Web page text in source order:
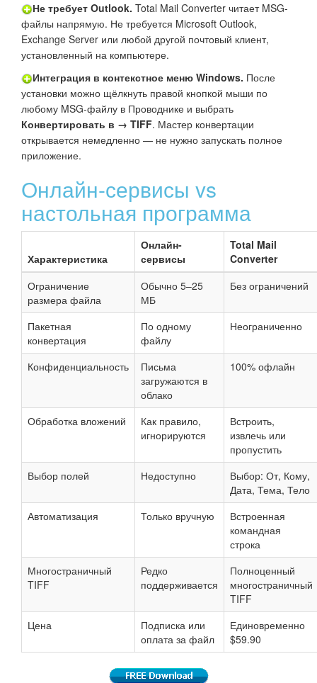
Не требует Outlook. Total Mail Converter читает MSG-
файлы напрямую. Не требуется Microsoft Outlook,
Exchange Server или любой другой почтовый клиент,
установленный на компьютере.
Интеграция в контекстное меню Windows. После
установки можно щёлкнуть правой кнопкой мыши по
любому MSG-файлу в Проводнике и выбрать
Конвертировать в → TIFF. Мастер конвертации
открывается немедленно — не нужно запускать полное
приложение.
Онлайн-сервисы vs
настольная программа
Характеристика
Онлайн-
сервисы
Total Mail
Converter
Ограничение
размера файла
Обычно 5–25
МБ
Без ограничений
Пакетная
конвертация
По одному
файлу
Неограниченно
Конфиденциальность
Письма
загружаются в
облако
100% офлайн
Обработка вложений
Как правило,
игнорируются
Встроить,
извлечь или
пропустить
Выбор полей
Недоступно
Выбор: От, Кому,
Дата, Тема, Тело
Автоматизация
Только вручную
Встроенная
командная
строка
Многостраничный
TIFF
Редко
поддерживается
Полноценный
многостраничный
TIFF
Цена
Подписка или
оплата за файл
Единовременно
$59.90